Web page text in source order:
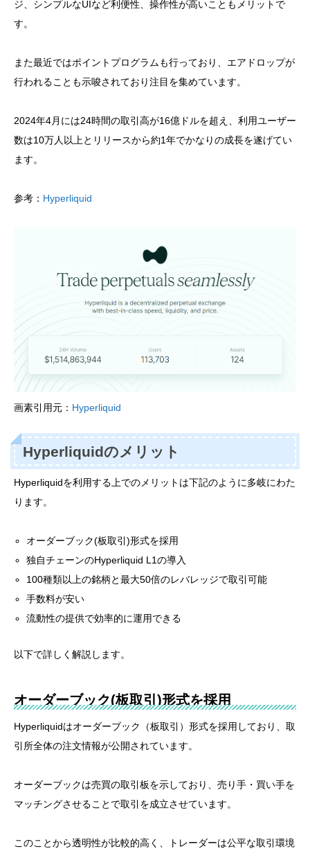
ジ、シンプルなUIなど利便性、操作性が高いこともメリットで
す。
また最近ではポイントプログラムも行っており、エアドロップが
行われることも示唆されており注目を集めています。
2024年4月には24時間の取引高が16億ドルを超え、利用ユーザー
数は10万人以上とリリースから約1年でかなりの成長を遂げてい
ます。
参考： Hyperliquid
画素引用元： Hyperliquid
Hyperliquidのメリット
Hyperliquidを利用する上でのメリットは下記のように多岐にわた
ります。
オーダーブック(板取引)形式を採用
独自チェーンのHyperliquid L1の導入
100種類以上の銘柄と最大50倍のレバレッジで取引可能
手数料が安い
流動性の提供で効率的に運用できる
以下で詳しく解説します。
オーダーブック(板取引)形式を採用
Hyperliquidはオーダーブック（板取引）形式を採用しており、取
引所全体の注文情報が公開されています。
オーダーブックは売買の取引板を示しており、売り手・買い手を
マッチングさせることで取引を成立させています。
このことから透明性が比較的高く、トレーダーは公平な取引環境